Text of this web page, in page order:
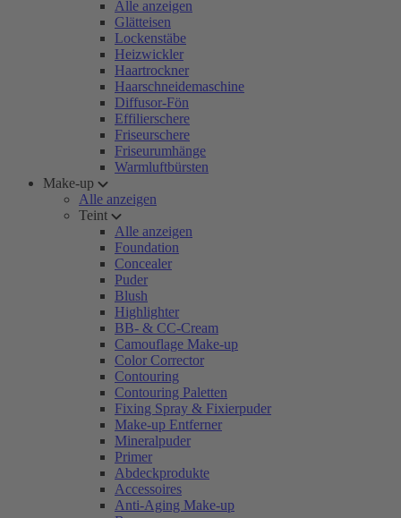
Alle anzeigen
Glätteisen
Lockenstäbe
Heizwickler
Haartrockner
Haarschneidemaschine
Diffusor-Fön
Effilierschere
Friseurschere
Friseurumhänge
Warmluftbürsten
Make-up
Alle anzeigen
Teint
Alle anzeigen
Foundation
Concealer
Puder
Blush
Highlighter
BB- & CC-Cream
Camouflage Make-up
Color Corrector
Contouring
Contouring Paletten
Fixing Spray & Fixierpuder
Make-up Entferner
Mineralpuder
Primer
Abdeckprodukte
Accessoires
Anti-Aging Make-up